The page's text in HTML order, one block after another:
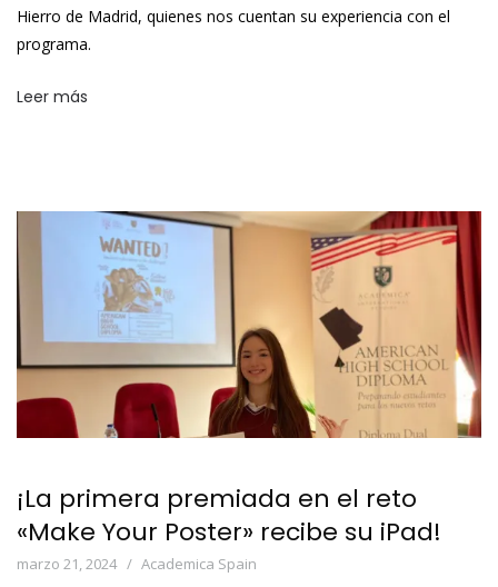
Hierro de Madrid, quienes nos cuentan su experiencia con el
programa.
Leer más
¡La primera premiada en el reto
«Make Your Poster» recibe su iPad!
marzo 21, 2024 Academica Spain